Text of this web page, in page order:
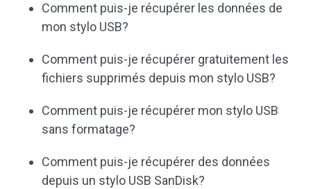
Comment puis-je récupérer les données de
mon stylo USB?
Comment puis-je récupérer gratuitement les
fichiers supprimés depuis mon stylo USB?
Comment puis-je récupérer mon stylo USB
sans formatage?
Comment puis-je récupérer des données
depuis un stylo USB SanDisk?